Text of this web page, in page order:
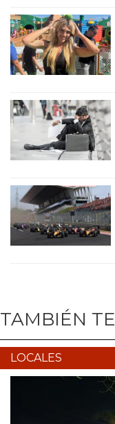
TAMBIÉN
LOCALES